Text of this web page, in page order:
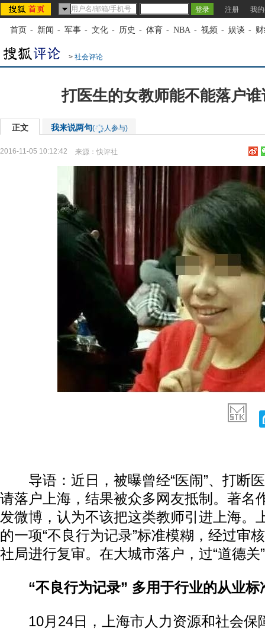
注册 我
首页 - 新闻 - 军事 - 文化 - 历史 - 体育 - NBA - 视频 - 娱谈 -
> 社会评论
打医生的女教师能不能落户
正文 我来说两句( 人参与)
2016-11-05 10:12:42 来源： 快评社
导语：近日，被曝曾经“医闹”、打断
请落户上海，结果被众多网友抵制。著名
发微博，认为不该把这类教师引进上海。
的一项“不良行为记录”标准模糊，经过审
社局进行复审。在大城市落户，过“道德关
“不良行为记录” 多用于行业的从业标
10月24日，上海市人力资源和社会保